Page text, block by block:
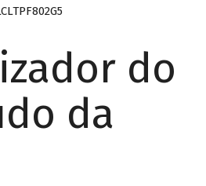
do
da